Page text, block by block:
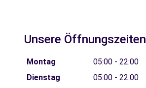
Unsere Öffnungszeiten
Montag
05:00 - 22:00
Dienstag
05:00 - 22:00